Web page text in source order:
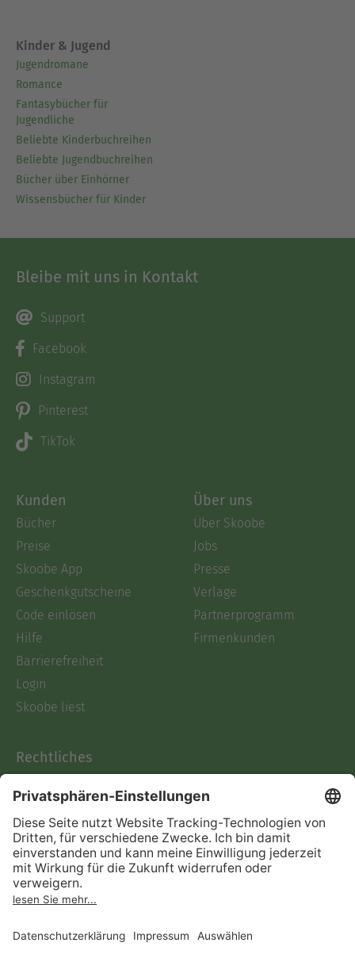
Kinder & Jugend
Jugendromane
Romance
Fantasybücher für
Jugendliche
Beliebte Kinderbuchreihen
Beliebte Jugendbuchreihen
Bücher über Einhörner
Wissensbücher für Kinder
Bleibe mit uns in Kontakt
Support
Facebook
Instagram
Pinterest
TikTok
Kunden
Bücher
Preise
Skoobe App
Geschenkgutscheine
Code einlösen
Hilfe
Barrierefreiheit
Login
Skoobe liest
Über uns
Über Skoobe
Jobs
Presse
Verlage
Partnerprogramm
Firmenkunden
Rechtliches
AGB
Informationen nach Data
Act
Verträge hier kündigen
Impressum